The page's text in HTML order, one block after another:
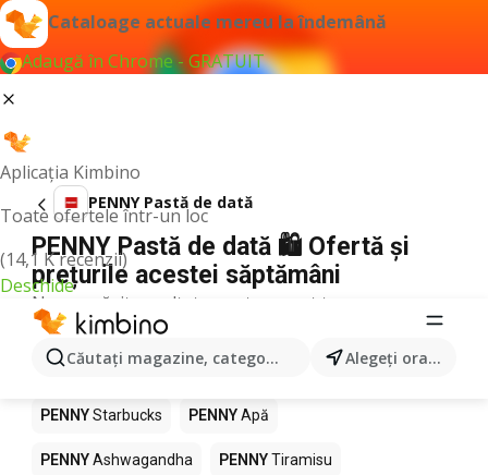
Cataloage actuale mereu la îndemână
Adaugă în Chrome - GRATUIT
Aplicația Kimbino
Toate ofertele într-un loc
(14,1 K recenzii)
Deschide
Căutaţi magazine, categorii, produse... Alegeţi oraşul
PENNY Pastă de dată
PENNY Pastă de dată 🛍️ Ofertă și
prețurile acestei săptămâni
Nu am găsit rezultate pentru acest termen.
Alte produse în magazine PENNY
PENNY Pizza PENNY Mango LEGO
PENNYStarbucks PENNYApă
PENNYAshwagandha PENNYTiramisu